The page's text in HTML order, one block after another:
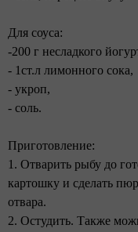
Для соуса:
-200 г несладкого
- 1ст.л лимонного сока,
- укроп,
- соль.
Приготовление:
1. Отварить рыбу до
картошку и сделать
отвара.
2. Остудить. Также